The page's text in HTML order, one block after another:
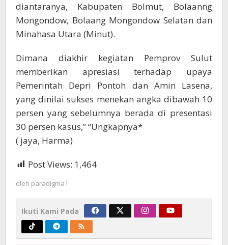
diantaranya, Kabupaten Bolmut, Bolaanng
Mongondow, Bolaang Mongondow Selatan dan
Minahasa Utara (Minut).
Dimana diakhir kegiatan Pemprov Sulut
memberikan apresiasi terhadap upaya
Pemerintah Depri Pontoh dan Amin Lasena,
yang dinilai sukses menekan angka dibawah 10
persen yang sebelumnya berada di presentasi
30 persen kasus,” “Ungkapnya*
( jaya, Harma)
Post Views: 1,464
oleh paradigma1
Ikuti Kami Pada